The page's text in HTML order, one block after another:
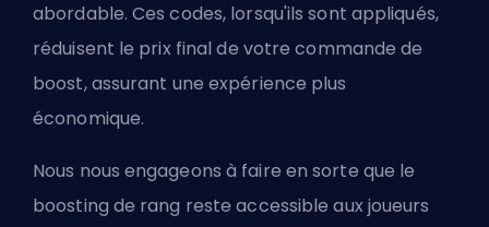
abordable. Ces codes, lorsqu'ils sont appliqués,
réduisent le prix final de votre commande de
boost, assurant une expérience plus
économique.
Nous nous engageons à faire en sorte que le
boosting de rang reste accessible aux joueurs